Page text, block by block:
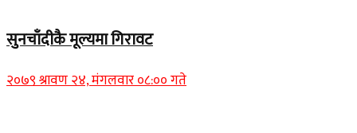
सुनचाँदीकै मूल्यमा गिरावट
२०७९ श्रावण २४, मंगलवार ०८:०० गते